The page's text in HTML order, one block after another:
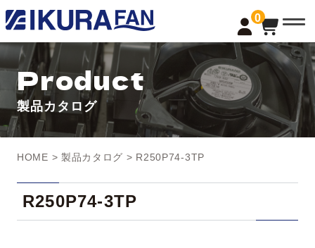
0
t
o
g
l
e
a
v
i
g
a
n
Product
製品カタログ
HOME > 製品カタログ > R250P74-3TP
R250P74-3TP